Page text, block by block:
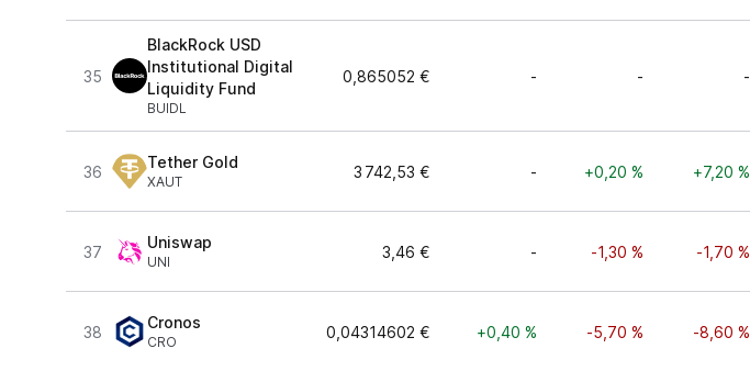
35
BlackRock USD
Institutional Digital
Liquidity Fund
BUIDL
0,865052 € - - -
36
Tether Gold
XAUT
3 742,53 € - +0,20 % +7,20 %
37
Uniswap
UNI
3,46 € - -1,30 % -1,70 %
38
Cronos
CRO
0,04314602 € +0,40 % -5,70 % -8,60 %